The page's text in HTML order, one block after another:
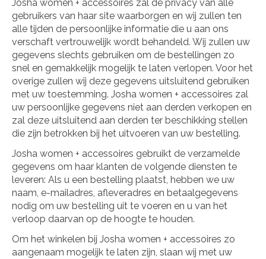
Josha women + accessoires zal de privacy van alle
gebruikers van haar site waarborgen en wij zullen ten
alle tijden de persoonlijke informatie die u aan ons
verschaft vertrouwelijk wordt behandeld. Wij zullen uw
gegevens slechts gebruiken om de bestellingen zo
snel en gemakkelijk mogelijk te laten verlopen. Voor het
overige zullen wij deze gegevens uitsluitend gebruiken
met uw toestemming. Josha women + accessoires zal
uw persoonlijke gegevens niet aan derden verkopen en
zal deze uitsluitend aan derden ter beschikking stellen
die zijn betrokken bij het uitvoeren van uw bestelling.
Josha women + accessoires gebruikt de verzamelde
gegevens om haar klanten de volgende diensten te
leveren: Als u een bestelling plaatst, hebben we uw
naam, e-mailadres, afleveradres en betaalgegevens
nodig om uw bestelling uit te voeren en u van het
verloop daarvan op de hoogte te houden.
Om het winkelen bij Josha women + accessoires zo
aangenaam mogelijk te laten zijn, slaan wij met uw